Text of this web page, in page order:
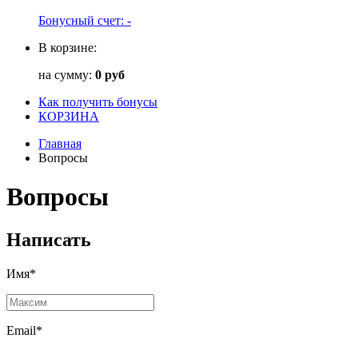
Бонусный счет: -
В корзине:
на сумму: 0 руб
Как получить бонусы
КОРЗИНА
Главная
Вопросы
Вопросы
Написать
Имя*
Email*